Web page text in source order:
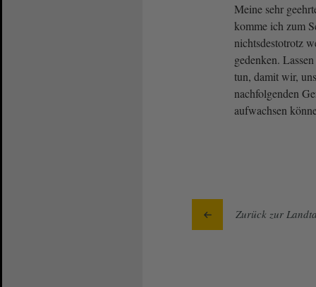
Meine sehr
komme ich zum
nichtsdestotrotz
gedenken.
tun, damit wir,
nachfolgenden
aufwachsen
Zurück zur